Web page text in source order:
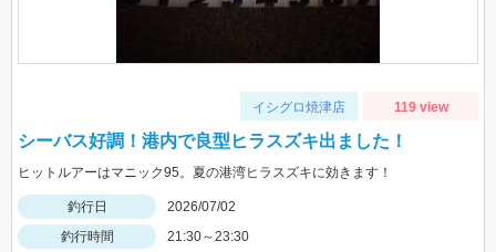
イシグロ焼津店 119 view
シーバス好調！港内で良型ヒラスズキ出ました！
ヒットルアーはマニック95。夏の港湾ヒラスズキに効きます！
釣行日
2026/07/02
釣行時間
21:30～23:30